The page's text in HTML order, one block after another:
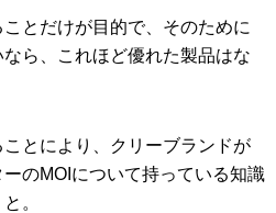
とだけが目的で、そのために
ら、これほど優れた製品はな
とにより、クリーブランドが
のMOIについて持っている知識
。